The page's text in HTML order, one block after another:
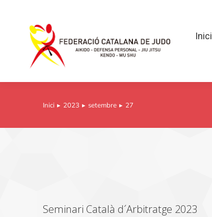
Inici
You are here:
Inici 2023 setembre 27
Seminari Català d´Arbitratge 2023